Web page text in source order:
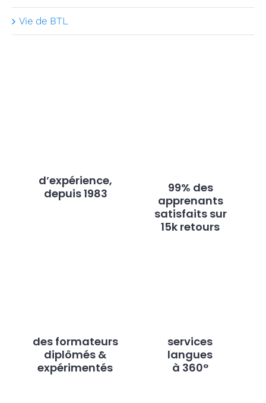
Vie de BTL
d’expérience,
depuis 1983
99% des
apprenants
satisfaits sur
15k retours
des formateurs
diplômés &
expérimentés
services
langues
à 360°